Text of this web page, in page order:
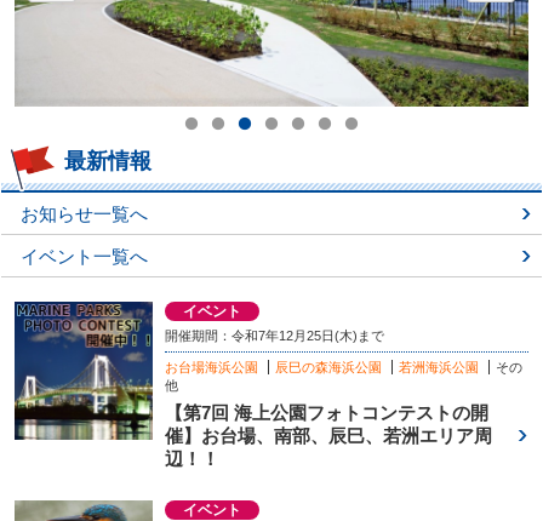
最新情報
お知らせ一覧へ
イベント一覧へ
イベント
開催期間：令和7年12月25日(木)まで
お台場海浜公園 辰巳の森海浜公園 若洲海浜公園
その
他
【第7回 海上公園フォトコンテストの開
催】お台場、南部、辰巳、若洲エリア周
辺！！
イベント